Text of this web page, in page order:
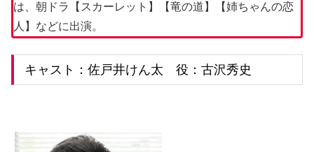
は、朝ドラ【スカーレット】【竜の道】【姉ちゃんの恋
人】などに出演。
キャスト：佐戸井けん太 役：古沢秀史